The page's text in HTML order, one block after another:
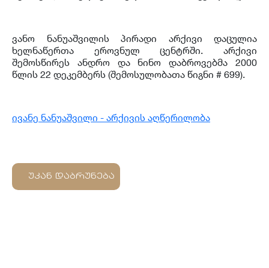
ვანო ნანუაშვილის პირადი არქივი დაცულია
ხელნაწერთა ეროვნულ ცენტრში. არქივი
შემოსწირეს ანდრო და ნინო დაბროვებმა 2000
წლის 22 დეკემბერს (შემოსულობათა წიგნი # 699).
ივანე ნანუაშვილი - არქივის აღწერილობა
უკან დაბრუნება